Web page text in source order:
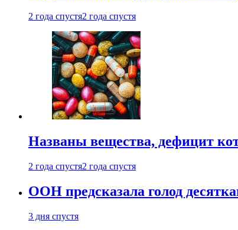
2 года спустя2 года спустя
Названы вещества, дефицит
2 года спустя2 года спустя
ООН предсказала голод
3 дня спустя